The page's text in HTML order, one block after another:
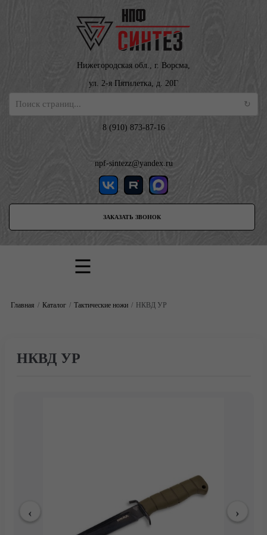
Нижегородская обл., г. Ворсма,
ул. 2-я Пятилетка, д. 20Г
8 (910) 873-87-16
npf-sintezz@yandex.ru
ЗАКАЗАТЬ ЗВОНОК
Главная Каталог Тактические ножи НКВД УР
НКВД УР